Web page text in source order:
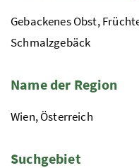
Gebackenes Obst,
Schmalzgebäck
Name der Region
Wien, Österreich
Suchgebiet